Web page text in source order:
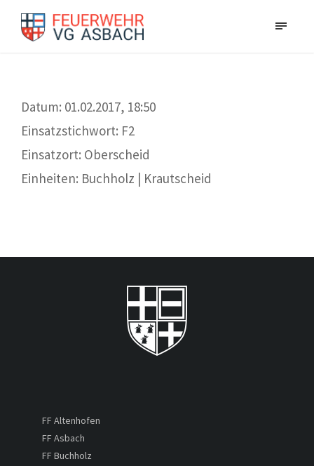
​Datum: 01.02.2017, 18:50
Einsatzstichwort: F2
Einsatzort: Oberscheid
Einheiten: Buchholz | Krautscheid
FF Altenhofen
FF Asbach
FF Buchholz